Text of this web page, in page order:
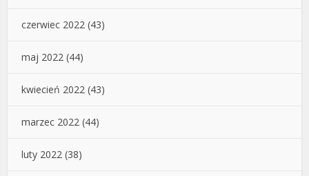
czerwiec 2022 (43)
maj 2022 (44)
kwiecień 2022 (43)
marzec 2022 (44)
luty 2022 (38)